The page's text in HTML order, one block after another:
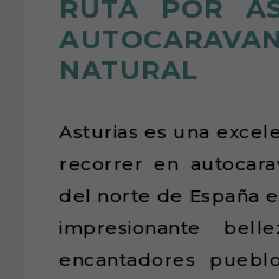
RUTA POR
NATURAL
Asturias es una
recorrer en
del norte de España
impresionante
encantadores